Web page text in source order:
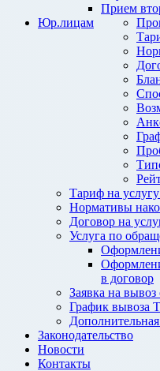
Прием
Юр.лицам
Тариф на
Нормативы
Договор на
Услуга по
в договор
Заявка на
График вывоза
Законодательство
Новости
Контакты